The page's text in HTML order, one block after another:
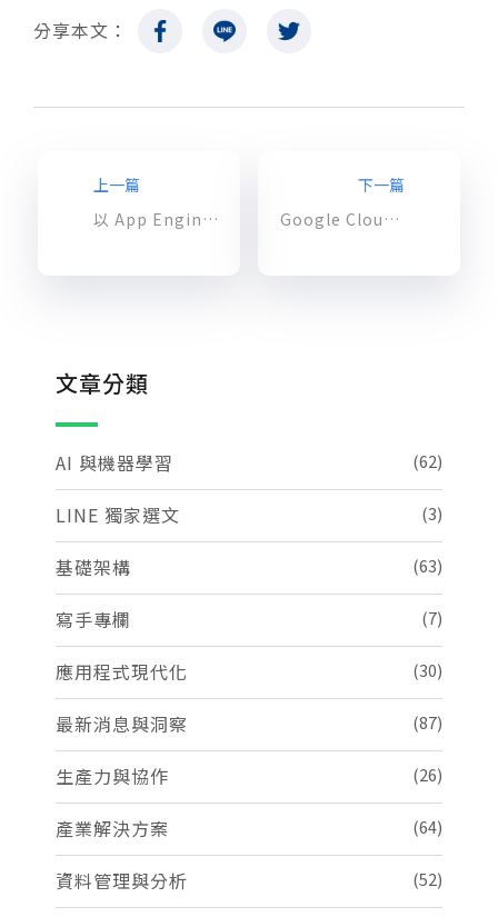
分享本文：
上一篇
以 App Engine為基礎的遊戲伺服器架構
下一篇
Google Cloud Bigtable 介紹與實作 – 完全代管的 NoSQL 資料庫服務
文章分類
AI 與機器學習 (62)
LINE 獨家選文 (3)
基礎架構 (63)
寫手專欄 (7)
應用程式現代化 (30)
最新消息與洞察 (87)
生產力與協作 (26)
產業解決方案 (64)
資料管理與分析 (52)